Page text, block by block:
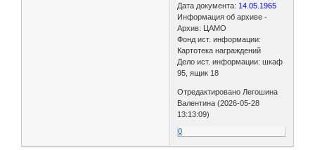
Дата документа: 14.05.1965
Информация об архиве -
Архив: ЦАМО
Фонд ист. информации:
Картотека награждений
Дело ист. информации: шкаф
95, ящик 18
Отредактировано Легошина
Валентина (2026-05-28
13:13:09)
0